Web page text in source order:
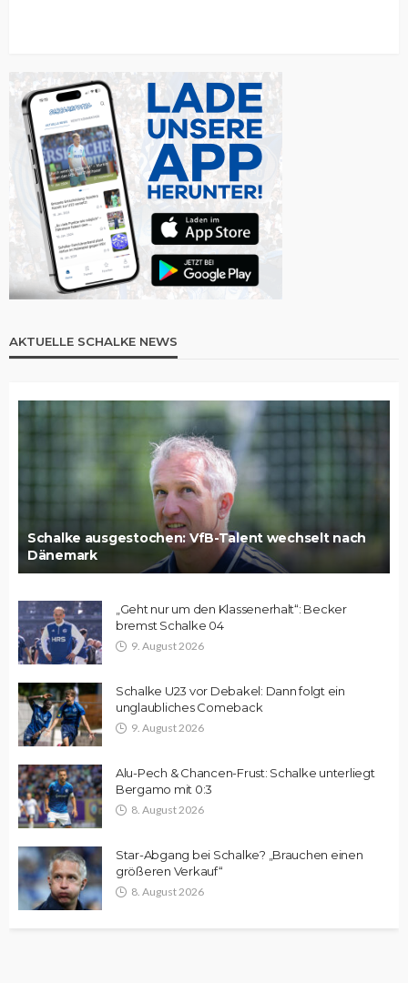
AKTUELLE SCHALKE NEWS
Schalke ausgestochen: VfB-Talent wechselt nach
Dänemark
„Geht nur um den Klassenerhalt“: Becker
bremst Schalke 04
9. August 2026
Schalke U23 vor Debakel: Dann folgt ein
unglaubliches Comeback
9. August 2026
Alu-Pech & Chancen-Frust: Schalke unterliegt
Bergamo mit 0:3
8. August 2026
Star-Abgang bei Schalke? „Brauchen einen
größeren Verkauf“
8. August 2026